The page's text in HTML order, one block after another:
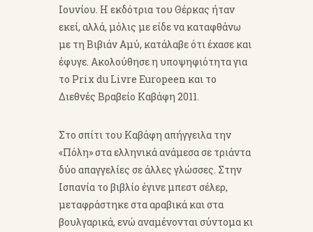
Ιουνίου. Η εκδότρια του Θέρκας ήταν
εκεί, αλλά, μόλις με είδε να καταφθάνω
με τη Βιβιάν Αμύ, κατάλαβε ότι έχασε και
έφυγε. Ακολούθησε η υποψηφιότητα για
το Prix du Livre Europeen και το
Διεθνές Βραβείο Καβάφη 2011.
Στο σπίτι του Καβάφη απήγγειλα την
«Πόλη» στα ελληνικά ανάμεσα σε τριάντα
δύο απαγγελίες σε άλλες γλώσσες. Στην
Ισπανία το βιβλίο έγινε μπεστ σέλερ,
μεταφράστηκε στα αραβικά και στα
βουλγαρικά, ενώ αναμένονται σύντομα κι